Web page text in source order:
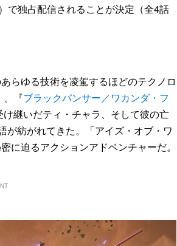
で独占配信されることが決定（全4話
らゆる技術を凌駕するほどのテクノロ
、『ブラックパンサー／ワカンダ・フ
継いだティ・チャラ、そして彼の亡
が紡がれてきた。「アイズ・オブ・ワ
に迫るアクションアドベンチャーだ。